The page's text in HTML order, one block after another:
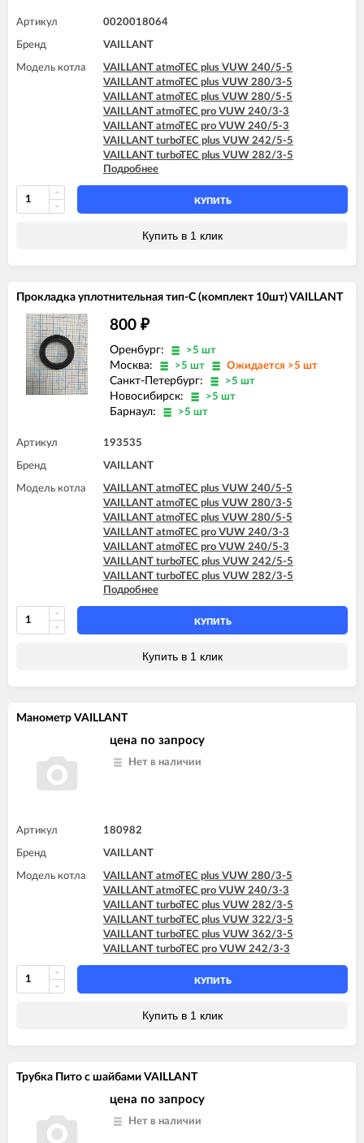
Артикул 0020018064
Бренд VAILLANT
Модель котла
VAILLANT atmoTEC plus VUW 240/5-5
VAILLANT atmoTEC plus VUW 280/3-5
VAILLANT atmoTEC plus VUW 280/5-5
VAILLANT atmoTEC pro VUW 240/3-3
VAILLANT atmoTEC pro VUW 240/5-3
VAILLANT turboTEC plus VUW 242/5-5
VAILLANT turboTEC plus VUW 282/3-5
VAILLANT turboTEC plus VUW 282/5-5
VAILLANT turboTEC plus VUW 322/3-5
VAILLANT turboTEC plus VUW 362/3-5
VAILLANT turboTEC pro VUW 242/3-3
Подробнее
КУПИТЬ
Купить в 1 клик
Прокладка уплотнительная тип-C (комплект 10шт) VAILLANT
800 ₽
Оренбург: >5 шт
Москва: >5 шт Ожидается >5 шт
Санкт-Петербург: >5 шт
Новосибирск: >5 шт
Барнаул: >5 шт
Артикул 193535
Бренд VAILLANT
Модель котла
VAILLANT atmoTEC plus VUW 240/5-5
VAILLANT atmoTEC plus VUW 280/3-5
VAILLANT atmoTEC plus VUW 280/5-5
VAILLANT atmoTEC pro VUW 240/3-3
VAILLANT atmoTEC pro VUW 240/5-3
VAILLANT turboTEC plus VUW 242/5-5
VAILLANT turboTEC plus VUW 282/3-5
VAILLANT turboTEC plus VUW 282/5-5
VAILLANT turboTEC plus VUW 322/3-5
VAILLANT turboTEC plus VUW 362/3-5
VAILLANT turboTEC pro VUW 242/3-3
Подробнее
КУПИТЬ
Купить в 1 клик
Манометр VAILLANT
цена по запросу
Нет в наличии
Артикул 180982
Бренд VAILLANT
Модель котла
VAILLANT atmoTEC plus VUW 280/3-5
VAILLANT atmoTEC pro VUW 240/3-3
VAILLANT turboTEC plus VUW 282/3-5
VAILLANT turboTEC plus VUW 322/3-5
VAILLANT turboTEC plus VUW 362/3-5
VAILLANT turboTEC pro VUW 242/3-3
КУПИТЬ
Купить в 1 клик
Трубка Пито с шайбами VAILLANT
цена по запросу
Нет в наличии